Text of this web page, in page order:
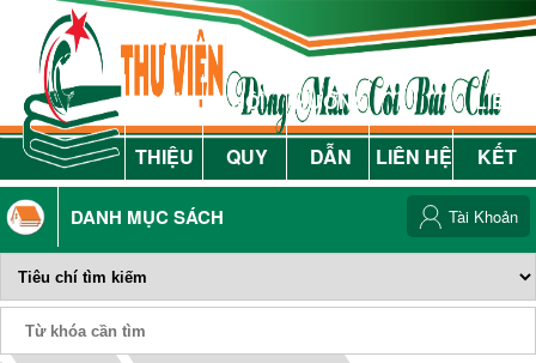
GIỚI
THIỆU
NỘI
QUY
HƯỚNG
DẪN
LIÊN HỆ
LIÊN
KẾT
DANH MỤC SÁCH Tài Khoản